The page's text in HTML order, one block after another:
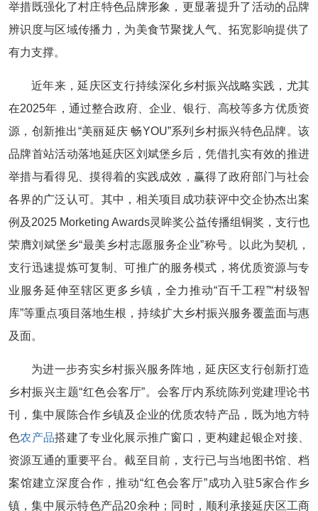
举措既强化了村庄特色品牌形象，更显著提升了活动的品牌
辨识度与区域传播力，为美食节聚拢人气、拓宽影响提供了
有力支撑。
近年来，延庆区支行持续深化乡村振兴战略实践，尤其
在2025年，通过整合政府、企业、银行、高校等多方优质资
源，创新推出“美丽延庆 畅YOU”系列乡村振兴特色品牌。该
品牌首站活动落地延庆区刘斌堡乡后，凭借扎实有效的推进
举措与看得见、摸得着的实践成效，赢得了政府部门与社会
各界的广泛认可。其中，相关项目成功获评中交企协杰出案
例及2025 Morketing Awards灵眸奖公益传播组铜奖，支行也
荣膺刘斌堡乡“最美乡村志愿服务企业”称号。以此为契机，
支行迅速提炼可复制、可推广的服务模式，将优质资源与专
业服务延伸至辖区更多乡镇，全力推动“百千工程”“村级智
库”等重点项目落地生根，持续扩大乡村振兴服务覆盖面与惠
及面。
为进一步夯实乡村振兴服务阵地，延庆区支行创新打造
乡村振兴主题“红色会客厅”。会客厅内系统陈列党建理论书
刊，集中展陈合作乡镇及企业的优质农特产品，既为地方特
色农产品搭建了专业化展示推广窗口，更构建起银企对接、
资源互通的重要平台。截至目前，支行已与当地图书馆、档
案馆建立深度合作，推动“红色会客厅”成功入驻5家合作乡
镇，集中展示特色产品20余种；同时，顺利承接延庆区工商